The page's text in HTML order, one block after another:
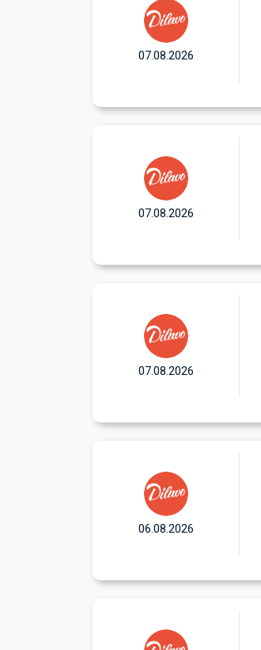
07.08.2026
07.08.2026
07.08.2026
06.08.2026